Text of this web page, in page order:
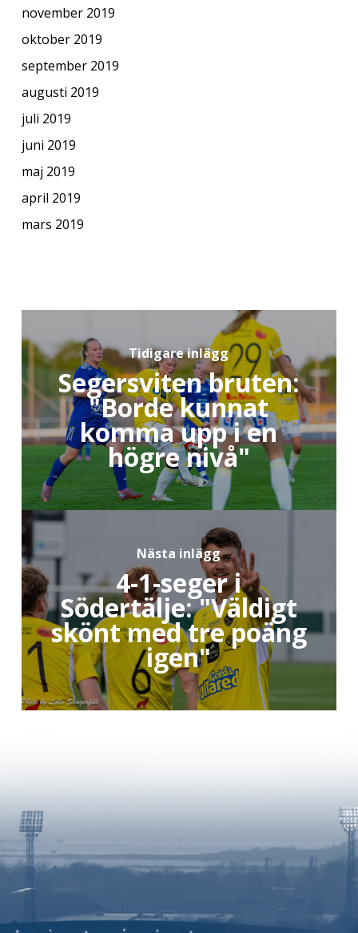
november 2019
oktober 2019
september 2019
augusti 2019
juli 2019
juni 2019
maj 2019
april 2019
mars 2019
Tidigare inlägg
Segersviten bruten:
"Borde kunnat
komma upp i en
högre nivå"
Nästa inlägg
4-1-seger i
Södertälje: "Väldigt
skönt med tre poäng
igen"